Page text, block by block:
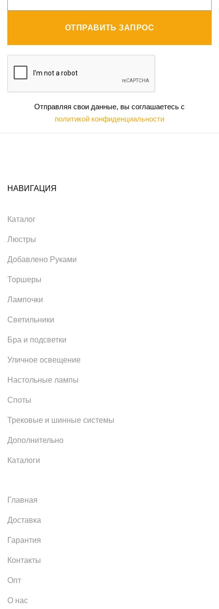
ОТПРАВИТЬ ЗАПРОС
Отправляя свои данные, вы соглашаетесь с
политикой конфиденциальности
НАВИГАЦИЯ
Каталог
Люстры
Добавлено Руками
Торшеры
Лампочки
Светильники
Бра и подсветки
Уличное освещение
Настольные лампы
Споты
Трековые и шинные системы
Дополнительно
Каталоги
Главная
Доставка
Гарантия
Контакты
Опт
О нас